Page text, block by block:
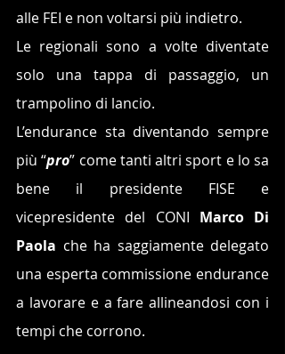
alle FEI e non voltarsi più indietro.
Le regionali sono a volte diventate
solo una tappa di passaggio, un
trampolino di lancio.
L’endurance sta diventando sempre
più “pro” come tanti altri sport e lo sa
bene il presidente FISE e
vicepresidente del CONI Marco Di
Paola che ha saggiamente delegato
una esperta commissione endurance
a lavorare e a fare allineandosi con i
tempi che corrono.